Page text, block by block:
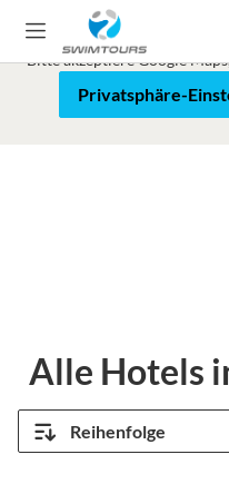
Alle Hotels
Karte Satellit
Google Maps
Bitte akzeptiere Google
Privatsphäre-